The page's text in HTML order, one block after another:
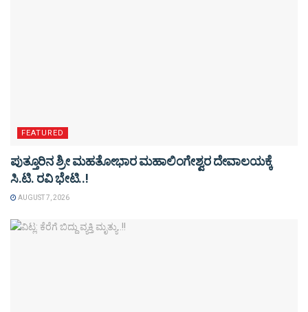
FEATURED
ಪುತ್ತೂರಿನ ಶ್ರೀ ಮಹತೋಭಾರ ಮಹಾಲಿಂಗೇಶ್ವರ ದೇವಾಲಯಕ್ಕೆ
ಸಿ.ಟಿ. ರವಿ ಭೇಟಿ..!
AUGUST 7, 2026